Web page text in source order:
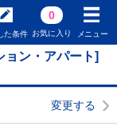
た条件
0
お気に入り メニュー
ョン・アパート]
変更する